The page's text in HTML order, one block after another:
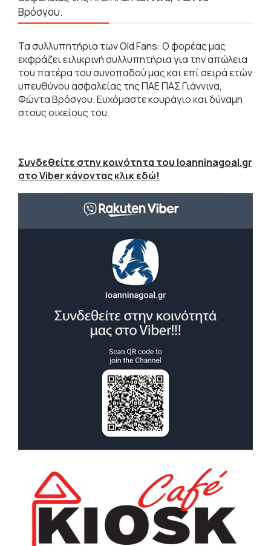
Βρόσγου.
Τα συλλυπητήρια των Old Fans: Ο φορέας μας
εκφράζει ειλικρινή συλλυπητήρια για την απώλεια
του πατέρα του συνοπαδού μας και επί σειρά ετών
υπευθύνου ασφαλείας της ΠΑΕ ΠΑΣ Γιάννινα,
Φώντα Βρόσγου. Ευχόμαστε κουράγιο και δύναμη
στους οικείους του.
Συνδεθείτε στην κοινότητα του Ioanninagoal.gr
στο Viber κάνοντας κλικ εδώ!